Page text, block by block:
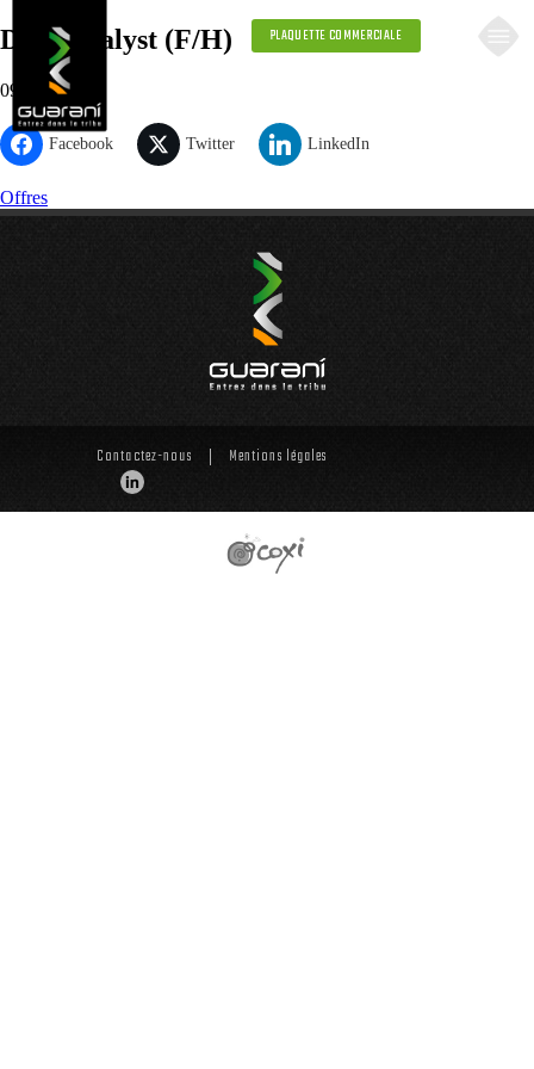
PLAQUETTE COMMERCIALE
Data Analyst (F/H)
09.30.2021
Facebook Twitter LinkedIn
Offres
Contactez-nous Mentions légales